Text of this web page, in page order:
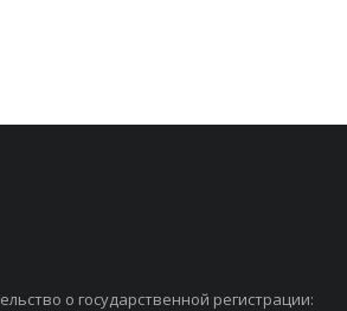
о государственной регистрации: